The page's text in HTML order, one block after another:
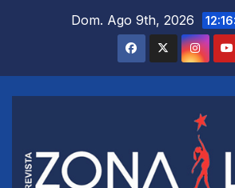
Dom. Ago 9th, 2026